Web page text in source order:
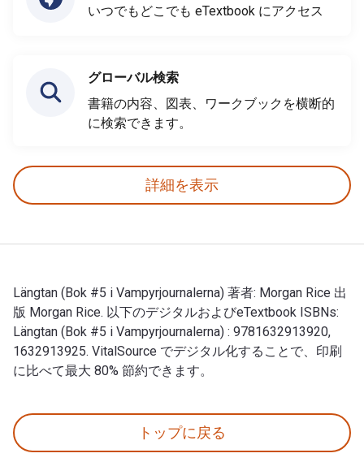
いつでもどこでも eTextbook にアクセス
グローバル検索
書籍の内容、図表、ワークブックを横断的
に検索できます。
詳細を表示
Längtan (Bok #5 i Vampyrjournalerna) 著者: Morgan Rice 出
版 Morgan Rice. 以下のデジタルおよびeTextbook ISBNs:
Längtan (Bok #5 i Vampyrjournalerna) : 9781632913920,
1632913925. VitalSource でデジタル化することで、印刷
に比べて最大 80% 節約できます。
トップに戻る